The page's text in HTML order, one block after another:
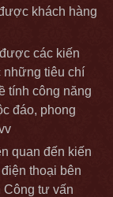
khách hàng
các kiến
những tiêu chí
tính công năng
đáo, phong
quan đến kiến
thoại bên
tư vấn